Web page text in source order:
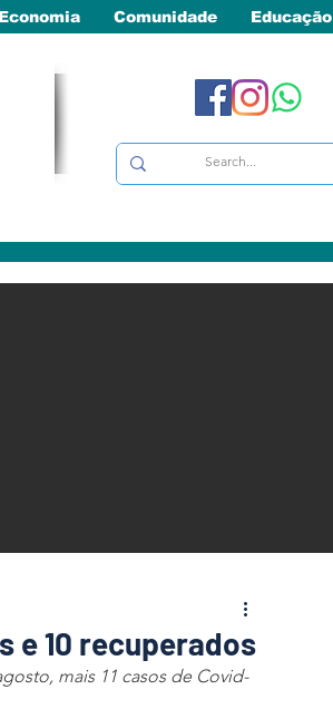
Economia Comunidade Educação
e 10 recuperados
mais 11 casos de Covid-